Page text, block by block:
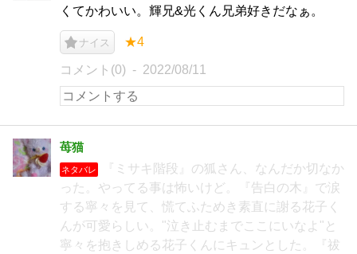
くてかわいい。輝兄&光くん兄弟好きだなぁ。
ナイス ★4
コメント(0) 2022/08/11
苺猫
ネタバレ
『ミサキ階段』の狐さん、なんだか切なか
った。やってる事は怖いけど。『告白の木』で涙
する寧々を見て、慌てふためき素直に謝る花子く
んが可愛らしい。"泣き止むまでここにいなよ"と
寧々を抱きしめる花子くんにキュンとした。『祓